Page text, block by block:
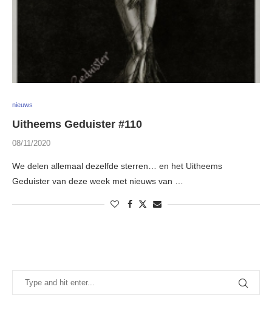
nieuws
Uitheems Geduister #110
08/11/2020
We delen allemaal dezelfde sterren… en het Uitheems
Geduister van deze week met nieuws van …